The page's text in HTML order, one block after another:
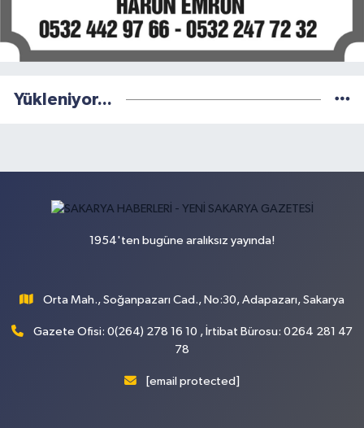
Yükleniyor...
1954'ten bugüne aralıksız yayında!
Orta Mah., Soğanpazarı Cad., No:30, Adapazarı, Sakarya
Gazete Ofisi: 0(264) 278 16 10 , İrtibat Bürosu: 0264 281 47
78
[email protected]